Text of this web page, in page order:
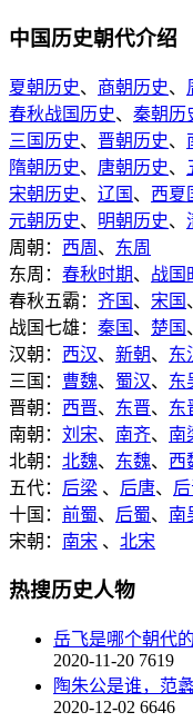
中国历史朝代介绍
夏朝历史、 商朝历史、
春秋战国历史、 秦朝历
三国历史、 晋朝历史、
隋朝历史、 唐朝历史、
宋朝历史、 辽国 、 西夏
元朝历史、 明朝历史、
周朝： 西周 、 东周
东周： 春秋时期、 战国
春秋五霸： 齐国 、 宋国
战国七雄： 秦国 、 楚国
汉朝： 西汉、 新朝、 东
三国： 曹魏、 蜀汉、 东
晋朝： 西晋、 东晋、 东
南朝： 刘宋、 南齐、 南
北朝： 北魏、 东魏、 西
五代： 后梁 、 后唐、
十国： 前蜀、 后蜀、 南
宋朝： 南宋 、 北宋
热搜历史人物
岳飞是哪个朝代
2020-11-20 7619
陶朱公是谁，范
2020-12-02 6646